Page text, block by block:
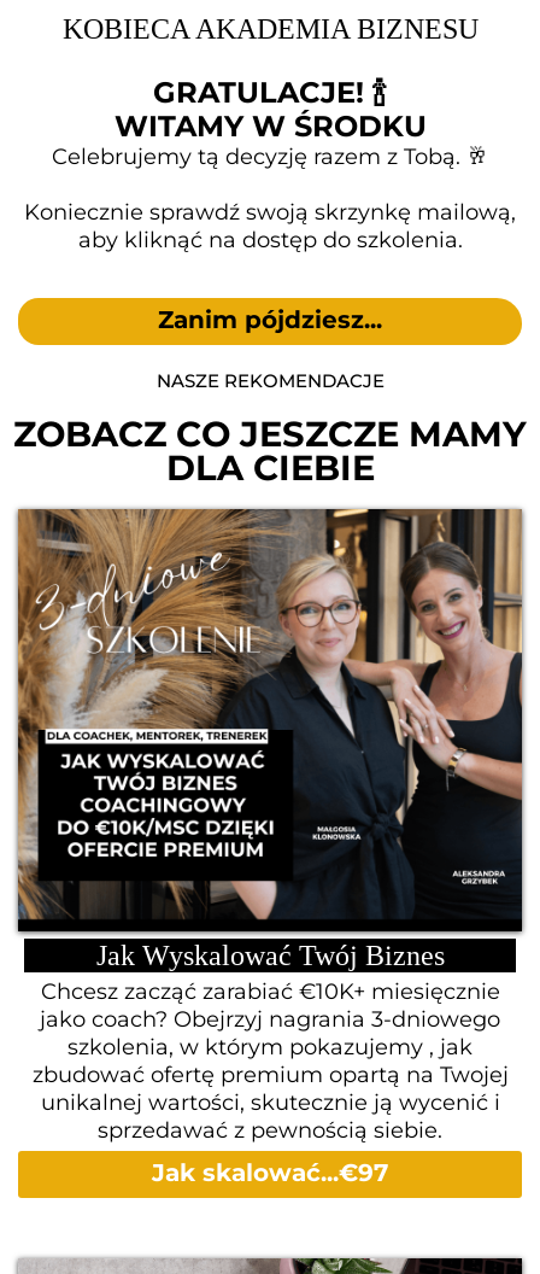
KOBIECA AKADEMIA BIZNESU
GRATULACJE! 🍾
WITAMY W ŚRODKU
Celebrujemy tą decyzję razem z Tobą. 🥂
Koniecznie sprawdź swoją skrzynkę mailową,
aby kliknąć na dostęp do szkolenia.
Zanim pójdziesz...
NASZE REKOMENDACJE
ZOBACZ CO JESZCZE MAMY
DLA CIEBIE
Jak Wyskalować Twój Biznes
Chcesz zacząć zarabiać €10K+ miesięcznie
jako coach? Obejrzyj nagrania 3-dniowego
szkolenia, w którym pokazujemy , jak
zbudować ofertę premium opartą na Twojej
unikalnej wartości, skutecznie ją wycenić i
sprzedawać z pewnością siebie.
Jak skalować...€97